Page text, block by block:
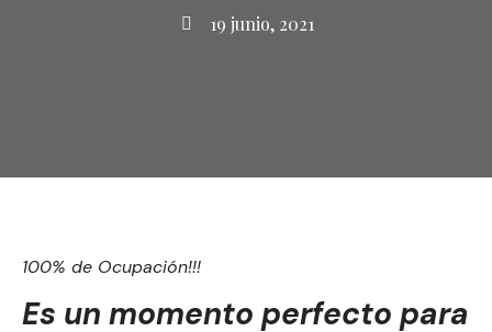
19 junio, 2021
100% de Ocupación!!!
Es un momento perfecto para